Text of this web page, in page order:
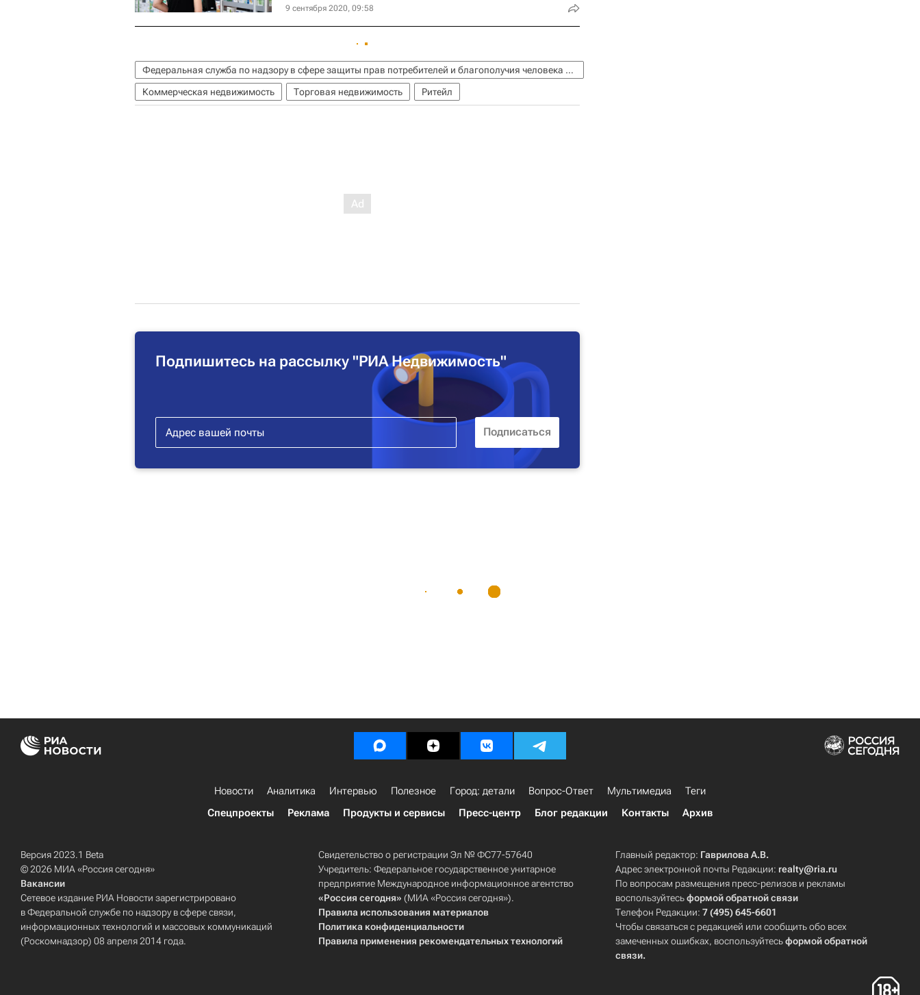
9 сентября 2020, 09:58
Федеральная служба по надзору в сфере защиты прав потребителей и благополучия человека (Роспотребнадзор)
Коммерческая недвижимость
Торговая недвижимость Ритейл
Подпишитесь на рассылку "РИА Недвижимость"
Новости Аналитика Интервью Полезное Город: детали Вопрос-Ответ Мультимедиа
Теги
Спецпроекты
Реклама Продукты и сервисы Пресс-центр Блог редакции Контакты Архив
Версия 2023.1 Beta
© 2026 МИА «Россия сегодня»
Вакансии
Сетевое издание РИА Новости зарегистрировано
в Федеральной службе по надзору в сфере связи,
информационных технологий и массовых коммуникаций
(Роскомнадзор) 08 апреля 2014 года.
Свидетельство о регистрации Эл № ФС77-57640
Учредитель: Федеральное государственное унитарное
предприятие Международное информационное агентство
«Россия сегодня» (МИА «Россия сегодня»).
Правила использования материалов
Политика конфиденциальности
Правила применения рекомендательных технологий
Главный редактор: Гаврилова А.В.
Адрес электронной почты Редакции: realty@ria.ru
По вопросам размещения пресс-релизов и рекламы
воспользуйтесьформой обратной связи
Телефон Редакции:7 (495) 645-6601
Чтобы связаться с редакцией или сообщить обо всех
замеченных ошибках, воспользуйтесьформой обратной
связи.